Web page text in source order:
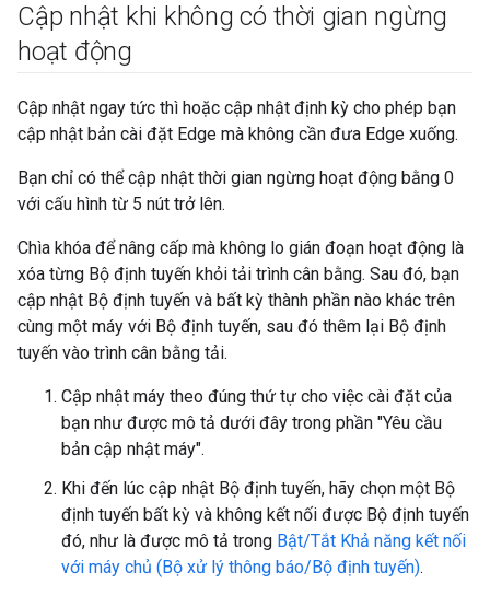
Cập nhật khi không có thời gian ngừng
hoạt động
Cập nhật ngay tức thì hoặc cập nhật định kỳ cho phép bạn
cập nhật bản cài đặt Edge mà không cần đưa Edge xuống.
Bạn chỉ có thể cập nhật thời gian ngừng hoạt động bằng 0
với cấu hình từ 5 nút trở lên.
Chìa khóa để nâng cấp mà không lo gián đoạn hoạt động là
xóa từng Bộ định tuyến khỏi tải trình cân bằng. Sau đó, bạn
cập nhật Bộ định tuyến và bất kỳ thành phần nào khác trên
cùng một máy với Bộ định tuyến, sau đó thêm lại Bộ định
tuyến vào trình cân bằng tải.
Cập nhật máy theo đúng thứ tự cho việc cài đặt của
bạn như được mô tả dưới đây trong phần "Yêu cầu
bản cập nhật máy".
Khi đến lúc cập nhật Bộ định tuyến, hãy chọn một Bộ
định tuyến bất kỳ và không kết nối được Bộ định tuyến
đó, như là được mô tả trong Bật/Tắt Khả năng kết nối
với máy chủ (Bộ xử lý thông báo/Bộ định tuyến).